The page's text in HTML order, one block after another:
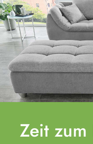
Zeit zum